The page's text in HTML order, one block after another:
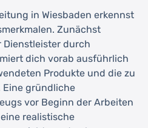
in Wiesbaden erkennst
Zunächst
Dienstleister durch
dich vorab ausführlich
Produkte und die zu
Eine gründliche
vor Beginn der Arbeiten
realistische